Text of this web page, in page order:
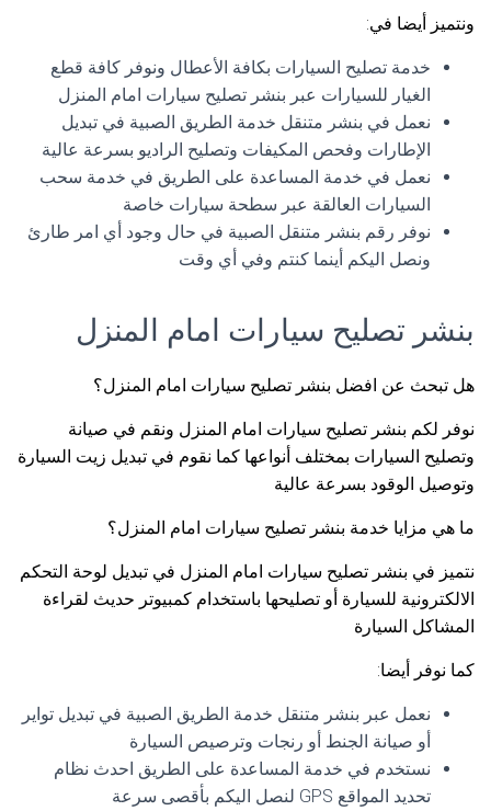
ونتميز أيضا في:
خدمة تصليح السيارات بكافة الأعطال ونوفر كافة قطع
الغيار للسيارات عبر بنشر تصليح سيارات امام المنزل
نعمل في بنشر متنقل خدمة الطريق الصبية في تبديل
الإطارات وفحص المكيفات وتصليح الراديو بسرعة عالية
نعمل في خدمة المساعدة على الطريق في خدمة سحب
السيارات العالقة عبر سطحة سيارات خاصة
نوفر رقم بنشر متنقل الصبية في حال وجود أي امر طارئ
ونصل اليكم أينما كنتم وفي أي وقت
بنشر تصليح سيارات امام المنزل
هل تبحث عن افضل بنشر تصليح سيارات امام المنزل؟
نوفر لكم بنشر تصليح سيارات امام المنزل ونقم في صيانة
وتصليح السيارات بمختلف أنواعها كما نقوم في تبديل زيت السيارة
وتوصيل الوقود بسرعة عالية
ما هي مزايا خدمة بنشر تصليح سيارات امام المنزل؟
نتميز في بنشر تصليح سيارات امام المنزل في تبديل لوحة التحكم
الالكترونية للسيارة أو تصليحها باستخدام كمبيوتر حديث لقراءة
المشاكل السيارة
كما نوفر أيضا:
نعمل عبر بنشر متنقل خدمة الطريق الصبية في تبديل تواير
أو صيانة الجنط أو رنجات وترصيص السيارة
نستخدم في خدمة المساعدة على الطريق احدث نظام
تحديد المواقع GPS لنصل اليكم بأقصى سرعة